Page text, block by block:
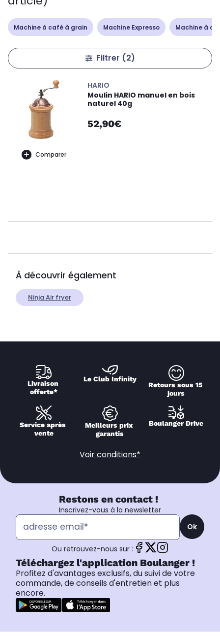
Machine à café à grain Machine Expresso Machine à
Filtrer (2)
Comparer
HARIO
Moulin HARIO manuel en bois
naturel 40g
52,90€
À découvrir également
Ninja Air fryer
Livraison
offerte*
Le Club Infinity
Retours sous 15
jours
Service après
vente
Meilleurs prix
garantis
Boulanger Drive
Voir conditions*
Restons en contact !
Inscrivez-vous à la newsletter
Ok
Ou retrouvez-nous sur :
Téléchargez l'application Boulanger !
Profitez d'avantages exclusifs, du suivi de votre
commande, de conseils d'entretien et plus
encore.